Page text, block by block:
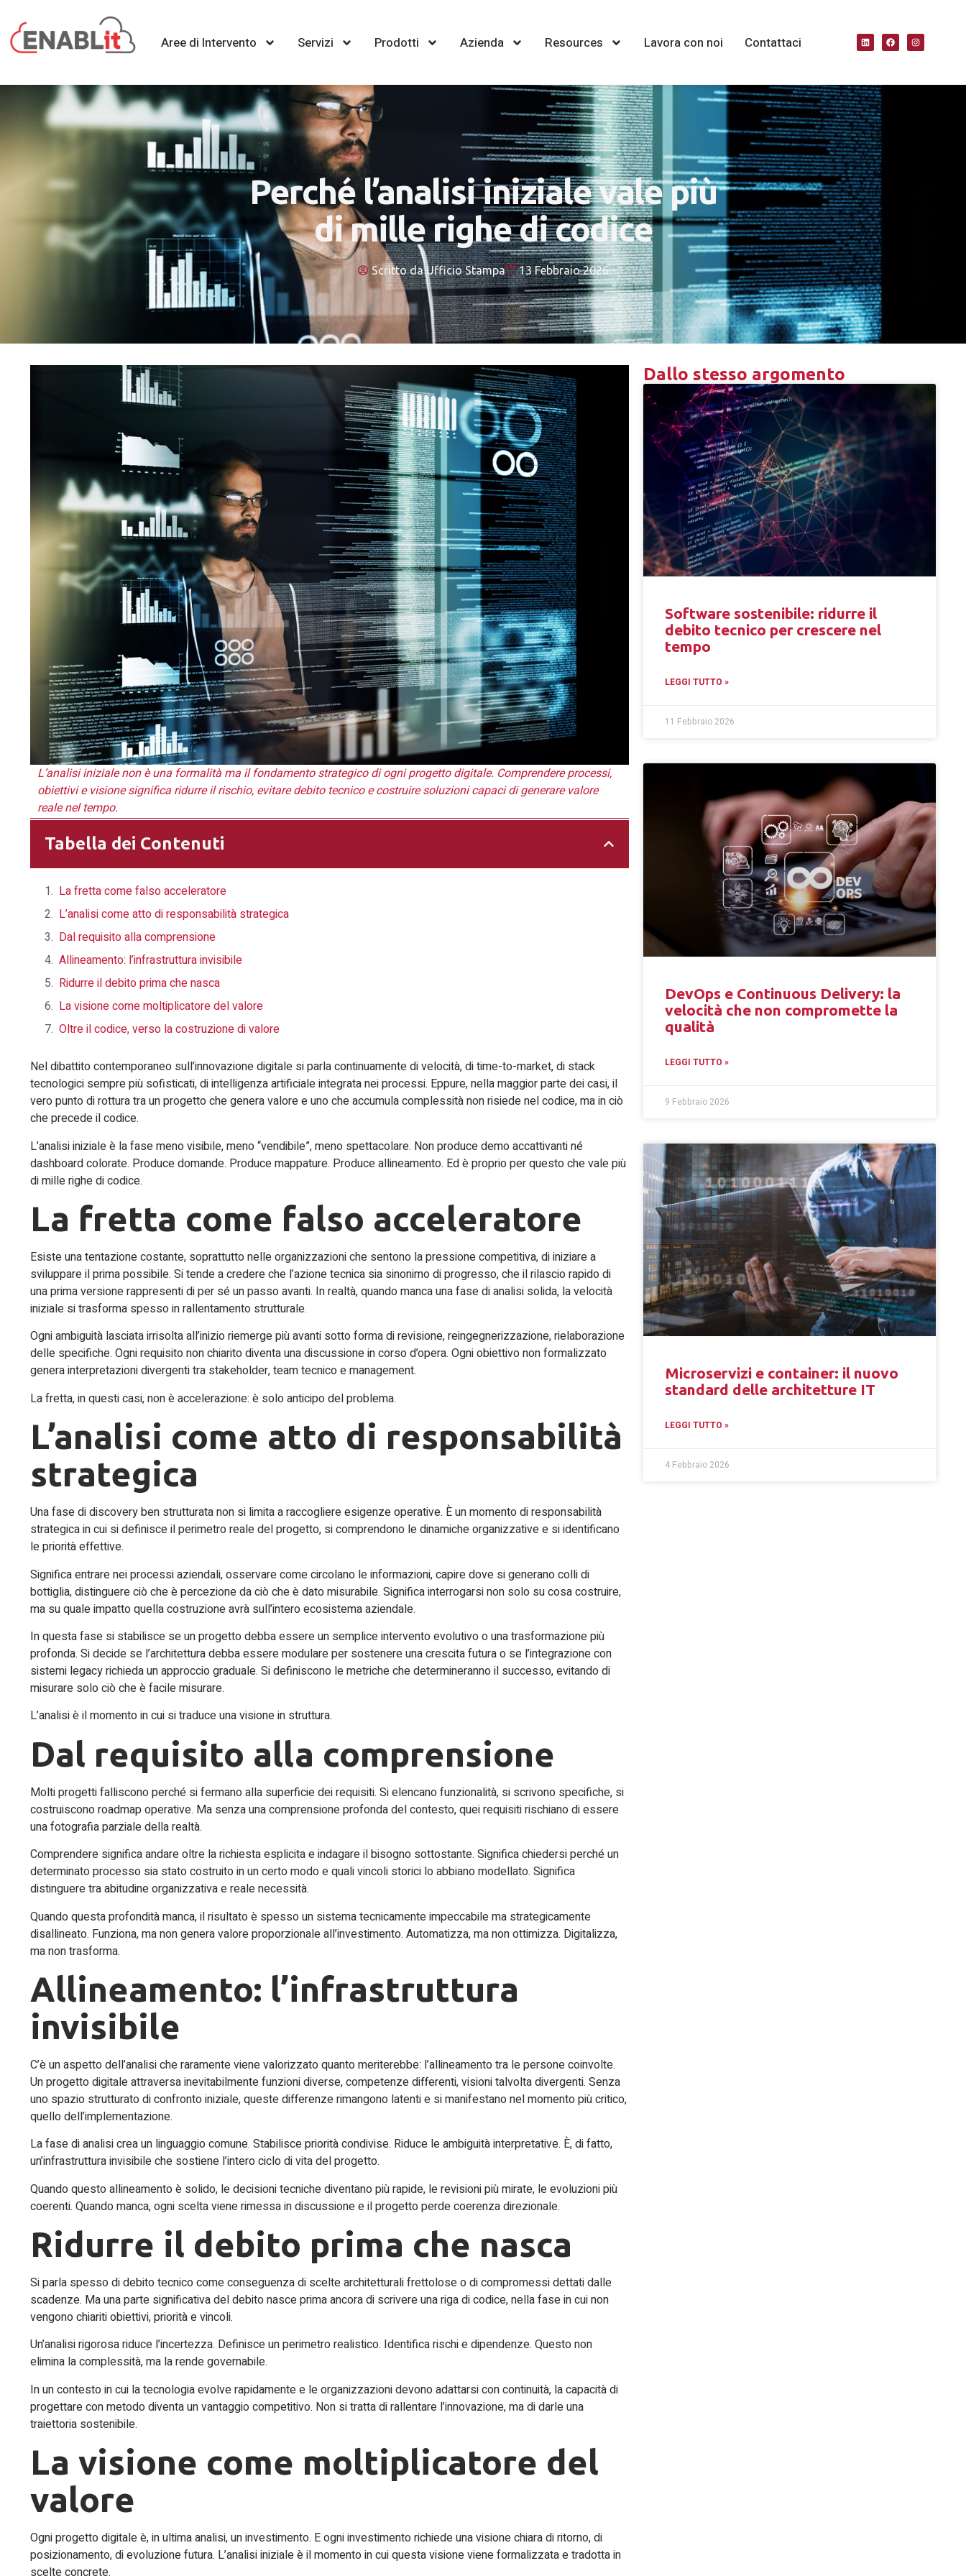
Aree di Intervento Servizi Prodotti Azienda Resources Lavora con noi Contattaci
Perché l’analisi iniziale vale più
di mille righe di codice
Scritto daUfficio Stampa 13 Febbraio 2026
L’analisi iniziale non è una formalità ma il fondamento strategico di ogni progetto digitale. Comprendere processi,
obiettivi e visione significa ridurre il rischio, evitare debito tecnico e costruire soluzioni capaci di generare valore
reale nel tempo.
Tabella dei Contenuti
La fretta come falso acceleratore
L’analisi come atto di responsabilità strategica
Dal requisito alla comprensione
Allineamento: l’infrastruttura invisibile
Ridurre il debito prima che nasca
La visione come moltiplicatore del valore
Oltre il codice, verso la costruzione di valore
Nel dibattito contemporaneo sull’innovazione digitale si parla continuamente di velocità, di time-to-market, di stack
tecnologici sempre più sofisticati, di intelligenza artificiale integrata nei processi. Eppure, nella maggior parte dei casi, il
vero punto di rottura tra un progetto che genera valore e uno che accumula complessità non risiede nel codice, ma in ciò
che precede il codice.
L’analisi iniziale è la fase meno visibile, meno “vendibile”, meno spettacolare. Non produce demo accattivanti né
dashboard colorate. Produce domande. Produce mappature. Produce allineamento. Ed è proprio per questo che vale più
di mille righe di codice.
La fretta come falso acceleratore
Esiste una tentazione costante, soprattutto nelle organizzazioni che sentono la pressione competitiva, di iniziare a
sviluppare il prima possibile. Si tende a credere che l’azione tecnica sia sinonimo di progresso, che il rilascio rapido di
una prima versione rappresenti di per sé un passo avanti. In realtà, quando manca una fase di analisi solida, la velocità
iniziale si trasforma spesso in rallentamento strutturale.
Ogni ambiguità lasciata irrisolta all’inizio riemerge più avanti sotto forma di revisione, reingegnerizzazione, rielaborazione
delle specifiche. Ogni requisito non chiarito diventa una discussione in corso d’opera. Ogni obiettivo non formalizzato
genera interpretazioni divergenti tra stakeholder, team tecnico e management.
La fretta, in questi casi, non è accelerazione: è solo anticipo del problema.
L’analisi come atto di responsabilità
strategica
Una fase di discovery ben strutturata non si limita a raccogliere esigenze operative. È un momento di responsabilità
strategica in cui si definisce il perimetro reale del progetto, si comprendono le dinamiche organizzative e si identificano
le priorità effettive.
Significa entrare nei processi aziendali, osservare come circolano le informazioni, capire dove si generano colli di
bottiglia, distinguere ciò che è percezione da ciò che è dato misurabile. Significa interrogarsi non solo su cosa costruire,
ma su quale impatto quella costruzione avrà sull’intero ecosistema aziendale.
In questa fase si stabilisce se un progetto debba essere un semplice intervento evolutivo o una trasformazione più
profonda. Si decide se l’architettura debba essere modulare per sostenere una crescita futura o se l’integrazione con
sistemi legacy richieda un approccio graduale. Si definiscono le metriche che determineranno il successo, evitando di
misurare solo ciò che è facile misurare.
L’analisi è il momento in cui si traduce una visione in struttura.
Dal requisito alla comprensione
Molti progetti falliscono perché si fermano alla superficie dei requisiti. Si elencano funzionalità, si scrivono specifiche, si
costruiscono roadmap operative. Ma senza una comprensione profonda del contesto, quei requisiti rischiano di essere
una fotografia parziale della realtà.
Comprendere significa andare oltre la richiesta esplicita e indagare il bisogno sottostante. Significa chiedersi perché un
determinato processo sia stato costruito in un certo modo e quali vincoli storici lo abbiano modellato. Significa
distinguere tra abitudine organizzativa e reale necessità.
Quando questa profondità manca, il risultato è spesso un sistema tecnicamente impeccabile ma strategicamente
disallineato. Funziona, ma non genera valore proporzionale all’investimento. Automatizza, ma non ottimizza. Digitalizza,
ma non trasforma.
Allineamento: l’infrastruttura
invisibile
C’è un aspetto dell’analisi che raramente viene valorizzato quanto meriterebbe: l’allineamento tra le persone coinvolte.
Un progetto digitale attraversa inevitabilmente funzioni diverse, competenze differenti, visioni talvolta divergenti. Senza
uno spazio strutturato di confronto iniziale, queste differenze rimangono latenti e si manifestano nel momento più critico,
quello dell’implementazione.
La fase di analisi crea un linguaggio comune. Stabilisce priorità condivise. Riduce le ambiguità interpretative. È, di fatto,
un’infrastruttura invisibile che sostiene l’intero ciclo di vita del progetto.
Quando questo allineamento è solido, le decisioni tecniche diventano più rapide, le revisioni più mirate, le evoluzioni più
coerenti. Quando manca, ogni scelta viene rimessa in discussione e il progetto perde coerenza direzionale.
Ridurre il debito prima che nasca
Si parla spesso di debito tecnico come conseguenza di scelte architetturali frettolose o di compromessi dettati dalle
scadenze. Ma una parte significativa del debito nasce prima ancora di scrivere una riga di codice, nella fase in cui non
vengono chiariti obiettivi, priorità e vincoli.
Un’analisi rigorosa riduce l’incertezza. Definisce un perimetro realistico. Identifica rischi e dipendenze. Questo non
elimina la complessità, ma la rende governabile.
In un contesto in cui la tecnologia evolve rapidamente e le organizzazioni devono adattarsi con continuità, la capacità di
progettare con metodo diventa un vantaggio competitivo. Non si tratta di rallentare l’innovazione, ma di darle una
traiettoria sostenibile.
La visione come moltiplicatore del
valore
Ogni progetto digitale è, in ultima analisi, un investimento. E ogni investimento richiede una visione chiara di ritorno, di
posizionamento, di evoluzione futura. L’analisi iniziale è il momento in cui questa visione viene formalizzata e tradotta in
Dallo stesso argomento
Software sostenibile: ridurre il
debito tecnico per crescere nel
tempo
LEGGI TUTTO »
11 Febbraio 2026
DevOps e Continuous Delivery: la
velocità che non compromette la
qualità
LEGGI TUTTO »
9 Febbraio 2026
Microservizi e container: il nuovo
standard delle architetture IT
LEGGI TUTTO »
4 Febbraio 2026